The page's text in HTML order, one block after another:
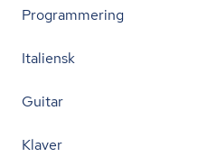
Programmering
Italiensk
Guitar
Klaver